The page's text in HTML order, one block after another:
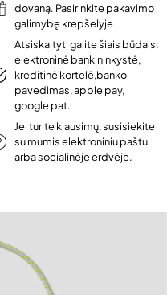
dovaną. Pasirinkite pakavimo
galimybę krepšelyje
Atsiskaityti galite šiais būdais:
elektroninė bankininkystė,
kreditinė kortelė,banko
pavedimas, apple pay,
google pat.
Jei turite klausimų, susisiekite
su mumis elektroniniu paštu
arba socialinėje erdvėje.